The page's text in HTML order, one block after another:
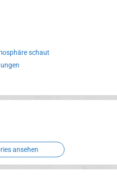
schaut
Verbotene
ansehen